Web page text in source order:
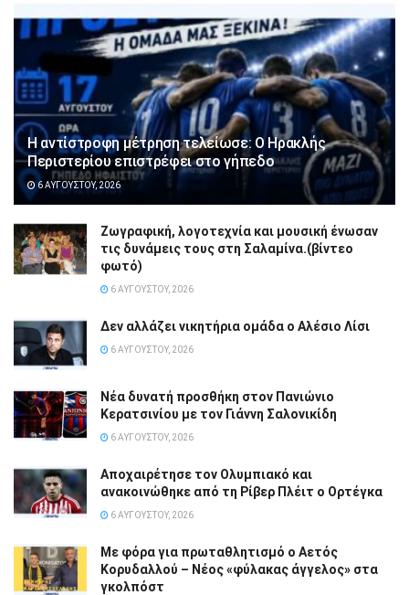
Η αντίστροφη μέτρηση τελείωσε: Ο Ηρακλής
Περιστερίου επιστρέφει στο γήπεδο
6 ΑΥΓΟΎΣΤΟΥ, 2026
Ζωγραφική, λογοτεχνία και μουσική ένωσαν
τις δυνάμεις τους στη Σαλαμίνα.(βίντεο
φωτό)
6 ΑΥΓΟΎΣΤΟΥ, 2026
Δεν αλλάζει νικητήρια ομάδα ο Αλέσιο Λίσι
6 ΑΥΓΟΎΣΤΟΥ, 2026
Νέα δυνατή προσθήκη στον Πανιώνιο
Κερατσινίου με τον Γιάννη Σαλονικίδη
6 ΑΥΓΟΎΣΤΟΥ, 2026
Αποχαιρέτησε τον Ολυμπιακό και
ανακοινώθηκε από τη Ρίβερ Πλέιτ ο Ορτέγκα
6 ΑΥΓΟΎΣΤΟΥ, 2026
Με φόρα για πρωταθλητισμό ο Αετός
Κορυδαλλού – Νέος «φύλακας άγγελος» στα
γκολπόστ